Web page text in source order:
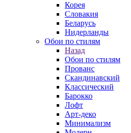
Корея
Словакия
Беларусь
Нидерланды
Обои по стилям
Назад
Обои по стилям
Прованс
Скандинавский
Классический
Барокко
Лофт
Арт-деко
Минимализм